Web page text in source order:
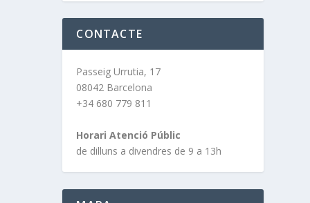
CONTACTE
Passeig Urrutia, 17
08042 Barcelona
+34 680 779 811
Horari Atenció Públic
de dilluns a divendres de 9 a 13h